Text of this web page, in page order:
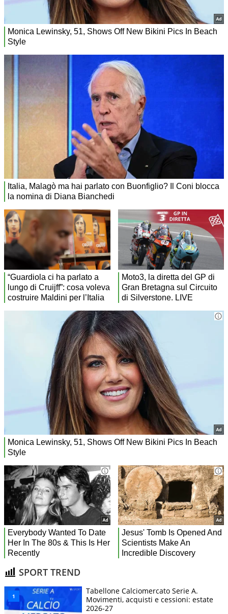
SPORT TREND
Tabellone Calciomercato Serie A.
Movimenti, acquisti e cessioni: estate
2026-27